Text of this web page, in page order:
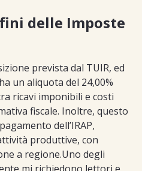
delle Imposte
prevista dal TUIR, ed
un aliquota del 24,00%
ricavi imponibili e costi
fiscale. Inoltre, questo
dell’IRAP,
produttive, con
a regione.Uno degli